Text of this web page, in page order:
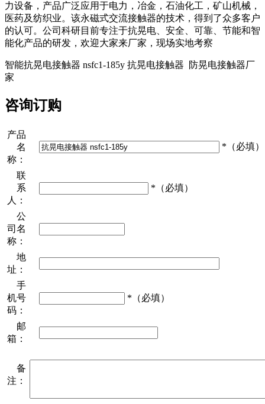
力设备，产品广泛应用于电力，冶金，石油化工，矿山机械，
医药及纺织业。该永磁式交流接触器的技术，得到了众多客户
的认可。公司科研目前专注于抗晃电、安全、可靠、节能和智
能化产品的研发，欢迎大家来厂家，现场实地考察
智能抗晃电接触器 nsfc1-185y 抗晃电接触器 防晃电接触器厂
家
咨询订购
产品
名
称：
*（必填）
联
系
人：
*（必填）
公
司名
称：
地
址：
手
机号
码：
*（必填）
邮
箱：
备
注：